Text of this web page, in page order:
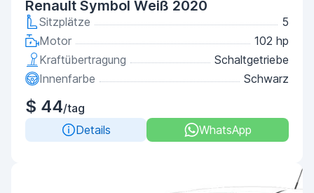
Renault Symbol Weiß 2020
Sitzplätze
5
Motor
102 hp
Kraftübertragung
Schaltgetriebe
Innenfarbe
Schwarz
$ 44/tag
Details
WhatsApp